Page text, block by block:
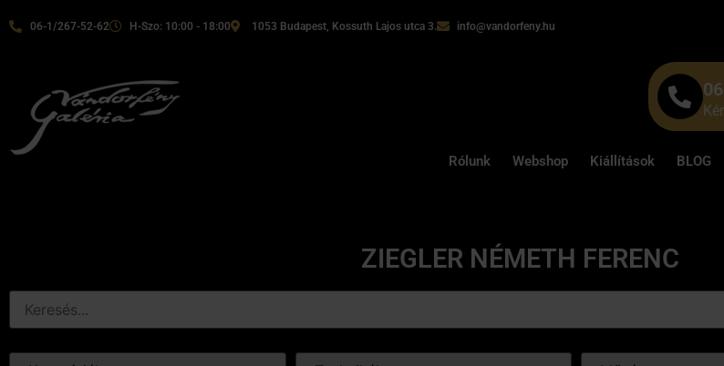
06-1/267-52-62 H-Szo: 10:00 - 18:00 1053 Budapest, Kossuth Lajos utca 3. info@vandorfeny.hu
Rólunk Webshop Kiállítások BLOG
ZIEGLER NÉMETH FERENC